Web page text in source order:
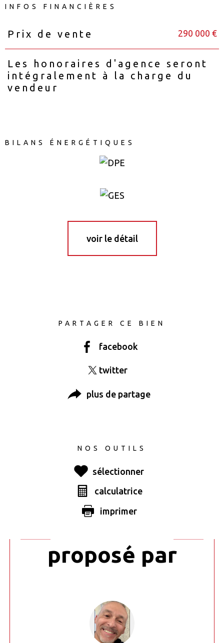
INFOS FINANCIÈRES
Caractéristiques Valeurs
Prix de vente 290 000 €
Les honoraires d'agence seront
intégralement à la charge du
vendeur
BILANS ÉNERGÉTIQUES
voir le détail
PARTAGER CE BIEN
facebook
twitter
plus de partage
NOS OUTILS
sélectionner
calculatrice
imprimer
Ce bien vous
proposé par